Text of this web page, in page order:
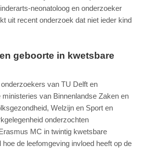
neonatoloog en onderzoeker
uit recent onderzoek dat niet ieder kind
geboorte in kwetsbare
van TU Delft en
van Binnenlandse Zaken en
Welzijn en Sport en
onderzochten
MC in twintig kwetsbare
hoe de leefomgeving invloed heeft op de